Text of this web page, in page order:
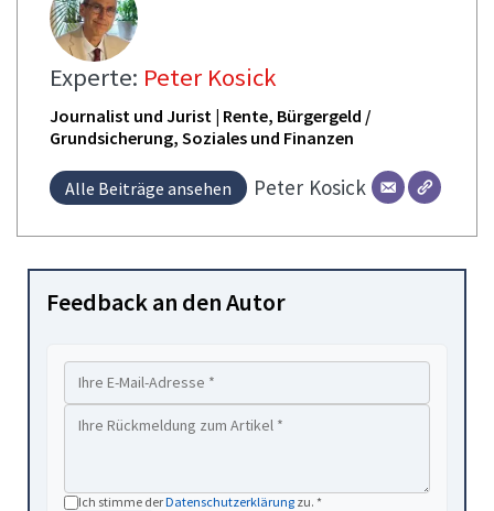
Experte: Peter Kosick
Journalist und Jurist | Rente, Bürgergeld /
Grundsicherung, Soziales und Finanzen
Alle Beiträge ansehen Peter Kosick
Feedback an den Autor
Ich stimme derDatenschutzerklärung zu. *